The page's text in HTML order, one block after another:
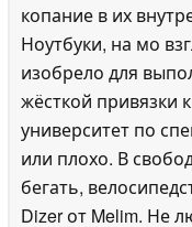
копание в их
Ноутбуки, на мо
изобрело для
жёсткой привязки
университет по
или плохо. В
бегать,
Dizer от Melim. Не